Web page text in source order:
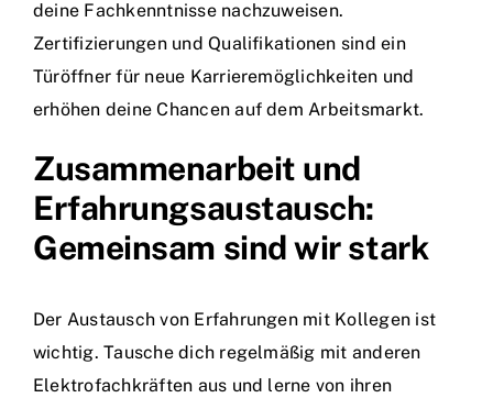
deine Fachkenntnisse nachzuweisen.
Zertifizierungen und Qualifikationen sind ein
Türöffner für neue Karrieremöglichkeiten und
erhöhen deine Chancen auf dem Arbeitsmarkt.
Zusammenarbeit und
Erfahrungsaustausch:
Gemeinsam sind wir stark
Der Austausch von Erfahrungen mit Kollegen ist
wichtig. Tausche dich regelmäßig mit anderen
Elektrofachkräften aus und lerne von ihren